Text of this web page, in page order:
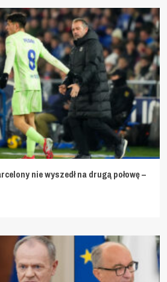
nie wyszedł na drugą połowę –